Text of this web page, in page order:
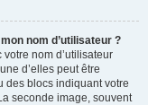
nom d’utilisateur ?
votre nom d’utilisateur
d’elles peut être
des blocs indiquant votre
seconde image, souvent